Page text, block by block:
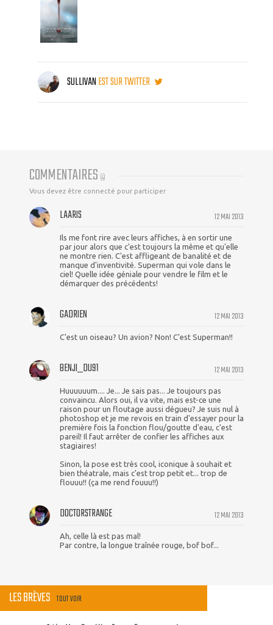
SULLIVANEST SUR TWITTER
COMMENTAIRES (4)
Vous devez être connecté pour participer
12 MAI 2013
LAARIS
Ils me font rire avec leurs affiches, à en sortir une
par jour alors que c'est toujours la même et qu'elle
ne montre rien. C'est affligeant de banalité et de
manque d'inventivité. Superman qui vole dans le
ciel! Quelle idée géniale pour vendre le film et le
démarquer des précédents!
12 MAI 2013
GADRIEN
C'est un oiseau? Un avion? Non! C'est Superman!!
12 MAI 2013
BENJI_DU91
Huuuuuum.... Je... Je sais pas... Je toujours pas
convaincu. Alors oui, il va vite, mais est-ce une
raison pour un floutage aussi dégueu? Je suis nul à
photoshop et je me revois en train d'essayer pour la
première fois la fonction flou/goutte d'eau, c'est
pareil! Il faut arrêter de confier les affiches aux
stagiaires!
Sinon, la pose est très cool, iconique à souhait et
bien théatrale, mais c'est trop petit et... trop de
flouuu!! (ça me rend fouuu!!)
12 MAI 2013
DOCTORSTRANGE
Ah, celle là est pas mal!
Par contre, la longue traînée rouge, bof bof...
LES BRÈVES TOUT VOIR